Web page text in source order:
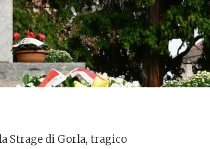
Strage di Gorla, tragico